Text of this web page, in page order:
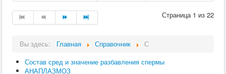
Страница 1 из 22
Вы здесь: Главная Справочник
С
Состав сред и значение разбавления спермы
АНАПЛАЗМОЗ